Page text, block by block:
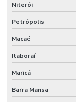
Niterói
Petrópolis
Macaé
Itaboraí
Maricá
Barra Mansa